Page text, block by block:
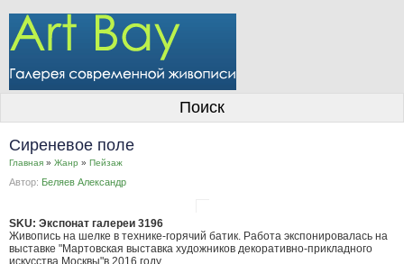
Информация для покупателей
Контакты
Личный кабинет
Поиск
Сиреневое поле
Главная » Жанр » Пейзаж
Автор: Беляев Александр
SKU: Экспонат галереи 3196
Живопись на шелке в технике-горячий батик. Работа экспонировалась на
выставке "Мартовская выставка художников декоративно-прикладного
искусства Москвы"в 2016 году.